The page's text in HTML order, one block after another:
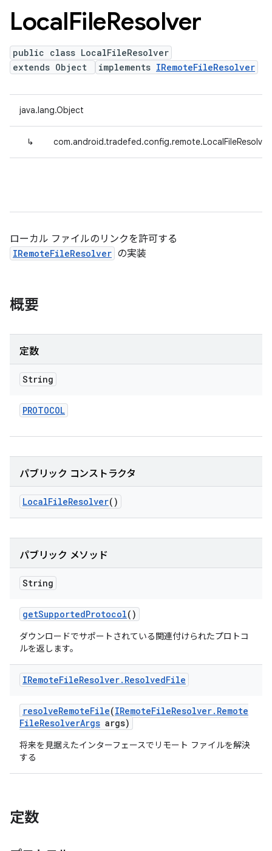
LocalFileResolver
public class LocalFileResolver
extends Object
implements IRemoteFileResolver
java.lang.Object
↳ com.android.tradefed.config.remote.LocalFileResolver
ローカル ファイルのリンクを許可する
IRemoteFileResolver の実装
概要
定数
String
PROTOCOL
パブリック コンストラクタ
LocalFileResolver()
パブリック メソッド
String
getSupportedProtocol()
ダウンロードでサポートされている関連付けられたプロトコ
ルを返します。
IRemoteFileResolver. ResolvedFile
resolveRemoteFile(IRemoteFileResolver. Remote
FileResolverArgs args)
将来を見据えたインターフェースでリモート ファイルを解決
する
定数